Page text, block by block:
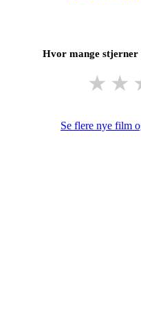
Hvor mange stjerner
★ ★
Se flere nye film